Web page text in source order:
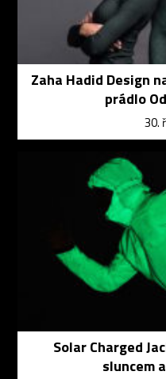
Zaha Hadid Design
prádlo
30.
Solar Charged
sluncem